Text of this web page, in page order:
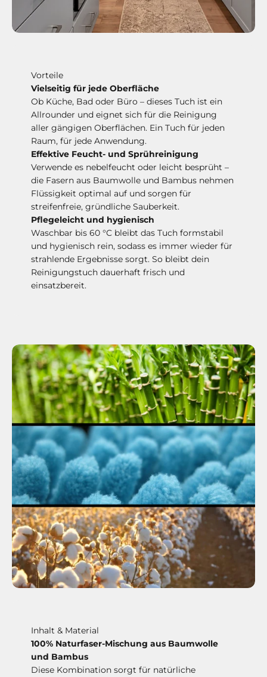
Vorteile
Vielseitig für jede Oberfläche
Ob Küche, Bad oder Büro – dieses Tuch ist ein
Allrounder und eignet sich für die Reinigung
aller gängigen Oberflächen. Ein Tuch für jeden
Raum, für jede Anwendung.
Effektive Feucht- und Sprühreinigung
Verwende es nebelfeucht oder leicht besprüht –
die Fasern aus Baumwolle und Bambus nehmen
Flüssigkeit optimal auf und sorgen für
streifenfreie, gründliche Sauberkeit.
Pflegeleicht und hygienisch
Waschbar bis 60 °C bleibt das Tuch formstabil
und hygienisch rein, sodass es immer wieder für
strahlende Ergebnisse sorgt. So bleibt dein
Reinigungstuch dauerhaft frisch und
einsatzbereit.
Inhalt & Material
100% Naturfaser-Mischung aus Baumwolle
und Bambus
Diese Kombination sorgt für natürliche